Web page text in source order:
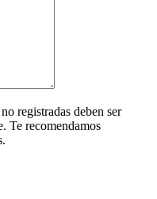
registradas deben ser
Te recomendamos